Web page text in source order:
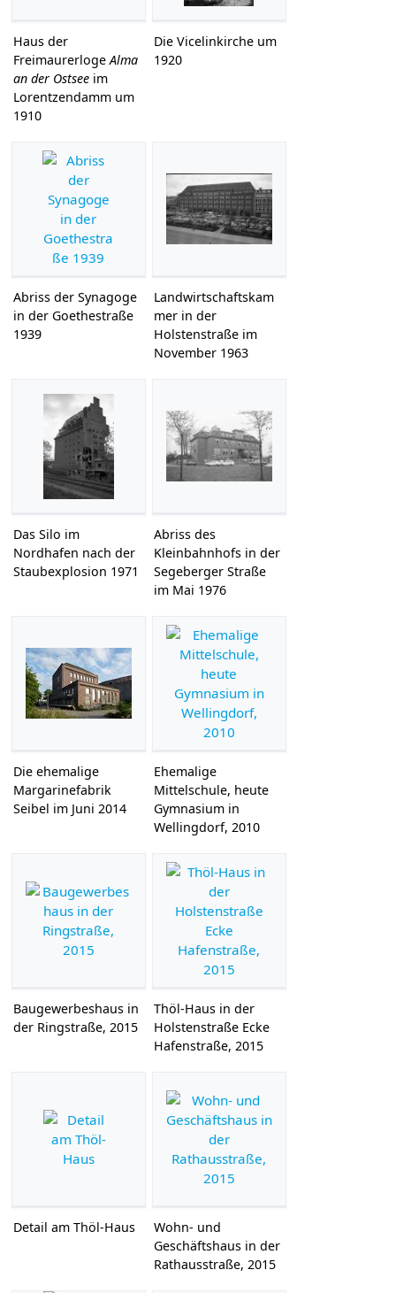
Haus der
FreimaurerlogeAlma
an der Ostseeim
Lorentzendamm um
1910
Die Vicelinkirche um
1920
Abriss der Synagoge
in der Goethestraße
1939
Landwirtschaftskam
mer in der
Holstenstraße im
November 1963
Das Silo im
Nordhafen nach der
Staubexplosion 1971
Abriss des
Kleinbahnhofs in der
Segeberger Straße
im Mai 1976
Die ehemalige
Margarinefabrik
Seibel im Juni 2014
Ehemalige
Mittelschule, heute
Gymnasium in
Wellingdorf, 2010
Baugewerbeshaus in
der Ringstraße, 2015
Thöl-Haus in der
Holstenstraße Ecke
Hafenstraße, 2015
Detail am Thöl-Haus
Wohn- und
Geschäftshaus in der
Rathausstraße, 2015